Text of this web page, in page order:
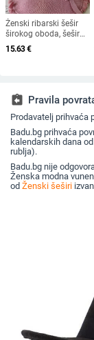
Ženski ribarski šešir
širokog oboda, šešir
za sunce, pleteni šešir
za sunce, šešir za
15.63€
assignment_return Pravila
Prodavatelj prihvaća
Badu.bg prihvaća
kalendarskih dana
rublja).
Badu.bg nije
Ženska modna
od Ženski šeširi